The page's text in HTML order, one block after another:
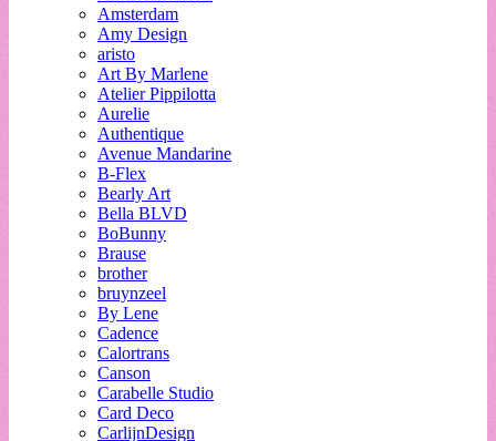
Amsterdam
Amy Design
aristo
Art By Marlene
Atelier Pippilotta
Aurelie
Authentique
Avenue Mandarine
B-Flex
Bearly Art
Bella BLVD
BoBunny
Brause
brother
bruynzeel
By Lene
Cadence
Calortrans
Canson
Carabelle Studio
Card Deco
CarlijnDesign